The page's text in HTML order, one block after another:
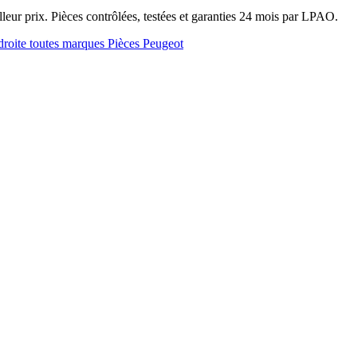
prix. Pièces contrôlées, testées et garanties 24 mois par LPAO.
toutes marques Pièces Peugeot